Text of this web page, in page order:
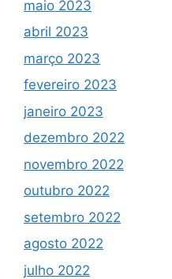
maio 2023
abril 2023
março 2023
fevereiro 2023
janeiro 2023
dezembro 2022
novembro 2022
outubro 2022
setembro 2022
agosto 2022
julho 2022